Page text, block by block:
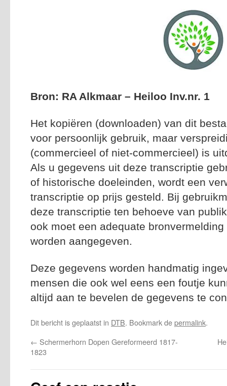
Bron: RA Alkmaar – Heiloo Inv.nr. 1
Het kopiëren (downloaden) van dit
voor persoonlijk gebruik, maar
(commercieel of niet-commercieel) is
Als u gegevens uit deze transcriptie
of historische doeleinden, wordt een
transcriptie op prijs gesteld. Bij
deze transcriptie ten behoeve van
ook moet een adequate
worden aangegeven.
Deze gegevens worden handmatig
mensen die ook wel eens een foutje
altijd aan te bevelen de gegevens te
Dit bericht is geplaatst in DTB. Bookmark depermalink.
← Schermerhorn Dopen Gereformeerd 1817-
1823